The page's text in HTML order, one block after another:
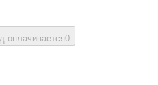
оплачивается0